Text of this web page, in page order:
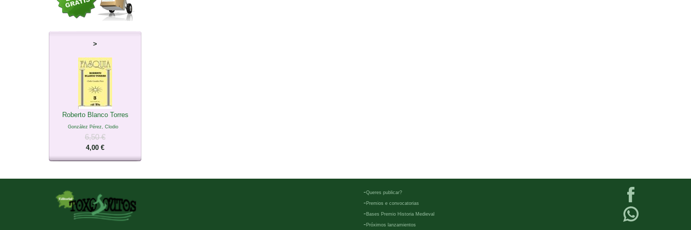
>
Roberto Blanco Torres
González Pérez, Clodio
6,50 €
4,00 €
-Queres publicar?
- Premios e convocatorias
- Bases Premio Historia Medieval
- Próximos lanzamientos